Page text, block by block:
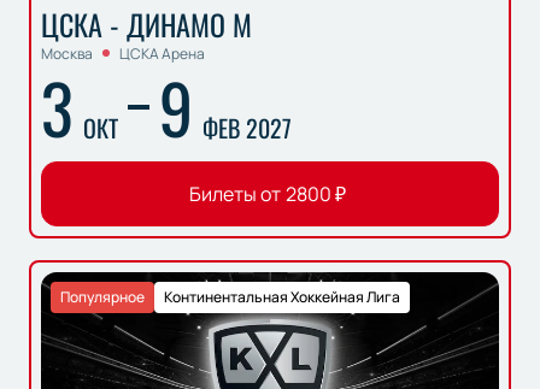
ЦСКА - ДИНАМО М
Москва ЦСКА Арена
3 ОКТ 9 ФЕВ 2027
Билеты от2800₽
Континентальная Хоккейная Лига
Популярное